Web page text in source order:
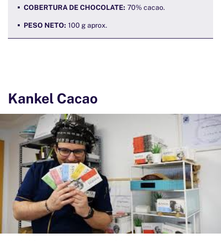
COBERTURA DE CHOCOLATE: 70% cacao.
PESO NETO: 100 g aprox.
Kankel Cacao